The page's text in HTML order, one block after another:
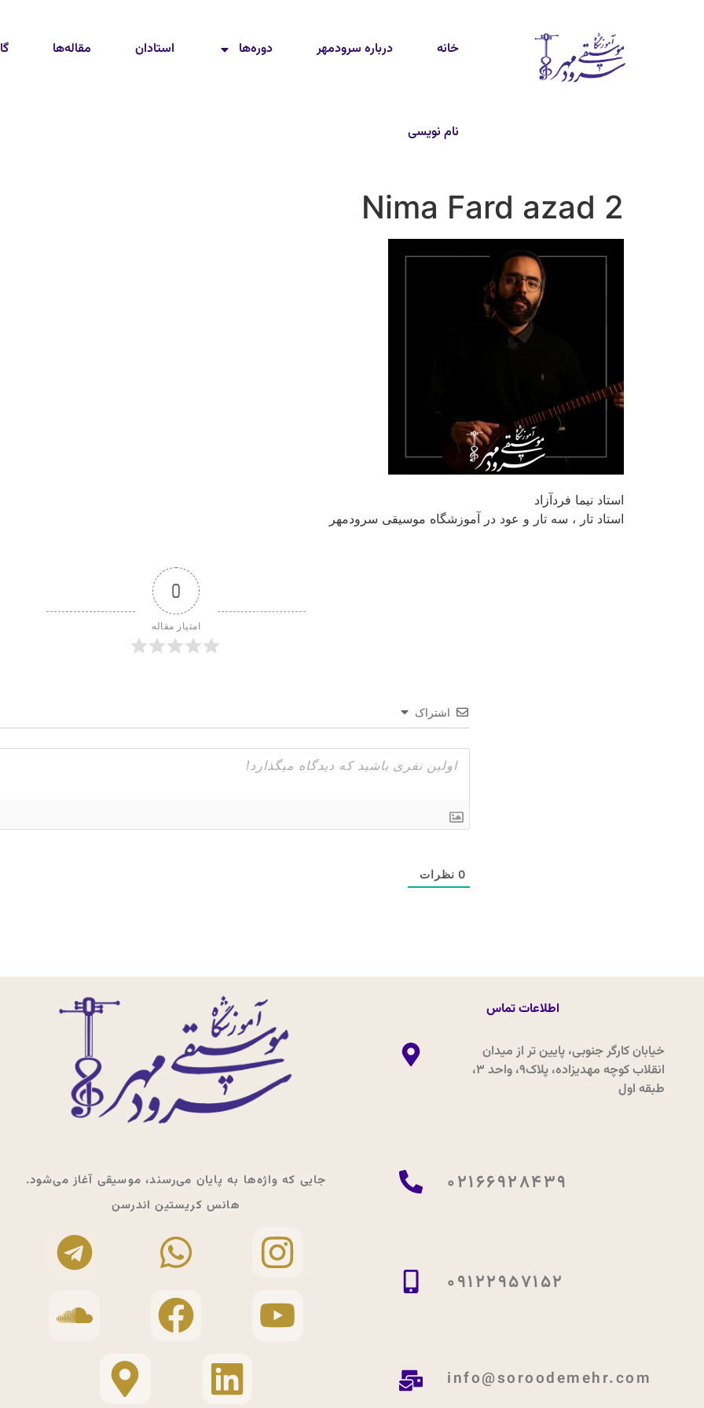
خانه درباره سرودمهر دوره‌ها استادان مقاله‌ها
نام نویسی
Nima Fard azad 2
استاد نیما فردآزاد
استاد تار ، سه تار و عود در آموزشگاه موسیقی سرودمهر
0
امتیاز مقاله
اشتراک
0 نظرات
اطلاعات تماس
خیابان کارگر جنوبی، پایین تر از میدان
انقلاب کوچه مهدیزاده، پلاک9، واحد 3،
طبقه اول
02166928439
09122957152
info@soroodemehr.com
جایی که واژه‌ها به پایان می‌رسند، موسیقی آغاز می‌شود.
هانس کریستین اندرسن